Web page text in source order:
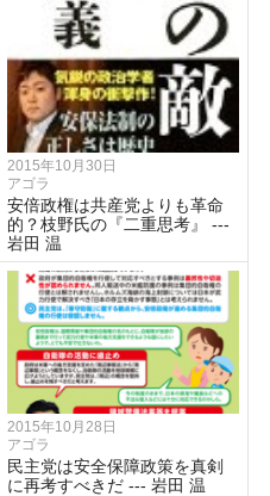
2015年10月30日
アゴラ
安倍政権は共産党よりも革命
的？枝野氏の『二重思考』 ---
岩田 温
2015年10月28日
アゴラ
民主党は安全保障政策を真剣
に再考すべきだ --- 岩田 温